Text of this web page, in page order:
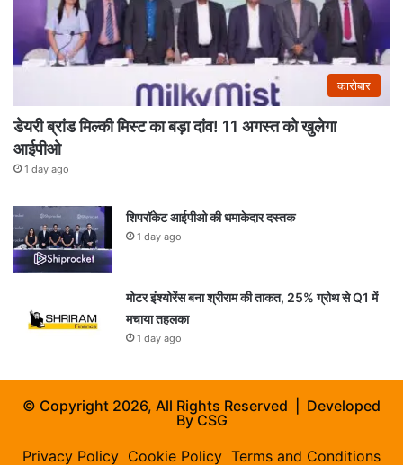
कारोबार
डेयरी ब्रांड मिल्की मिस्ट का बड़ा दांव! 11 अगस्त को खुलेगा
आईपीओ
1 day ago
शिपरॉकेट आईपीओ की धमाकेदार दस्तक
1 day ago
मोटर इंश्योरेंस बना श्रीराम की ताकत, 25% ग्रोथ से Q1 में
मचाया तहलका
1 day ago
© Copyright 2026, All Rights Reserved | Developed
ByCSG
Privacy Policy Cookie Policy Terms and Conditions